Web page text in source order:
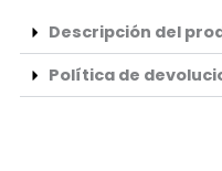
Descripción del
Política de